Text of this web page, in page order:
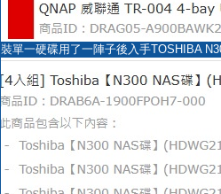
裝單一硬碟用了一陣子後入手TOSHIBA